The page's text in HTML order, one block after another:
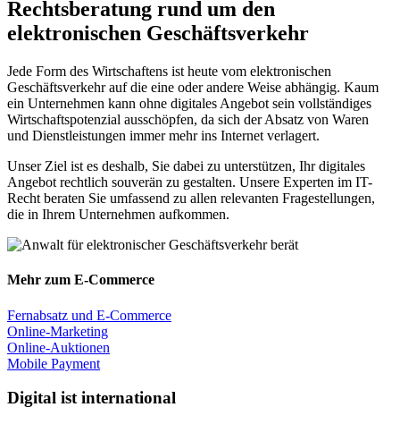
Rechtsberatung rund um den
elektronischen Geschäftsverkehr
Jede Form des Wirtschaftens ist heute vom elektronischen
Geschäftsverkehr auf die eine oder andere Weise abhängig. Kaum
ein Unternehmen kann ohne digitales Angebot sein vollständiges
Wirtschaftspotenzial ausschöpfen, da sich der Absatz von Waren
und Dienstleistungen immer mehr ins Internet verlagert.
Unser Ziel ist es deshalb, Sie dabei zu unterstützen, Ihr digitales
Angebot rechtlich souverän zu gestalten. Unsere Experten im IT-
Recht beraten Sie umfassend zu allen relevanten Fragestellungen,
die in Ihrem Unternehmen aufkommen.
Mehr zum E-Commerce
Fernabsatz und E-Commerce
Online-Marketing
Online-Auktionen
Mobile Payment
Digital ist international